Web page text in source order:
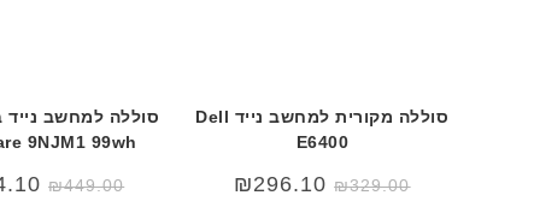
סוללה מקורית למחשב נייד Dell
E6400
₪329.00
₪296.10
9NJM1 99wh
₪449.00